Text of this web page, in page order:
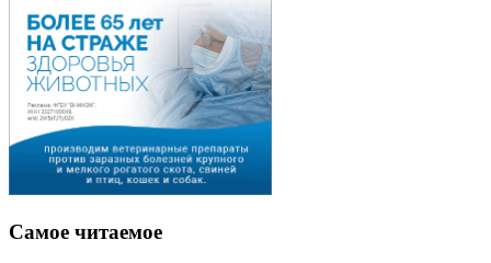
Самое читаемое